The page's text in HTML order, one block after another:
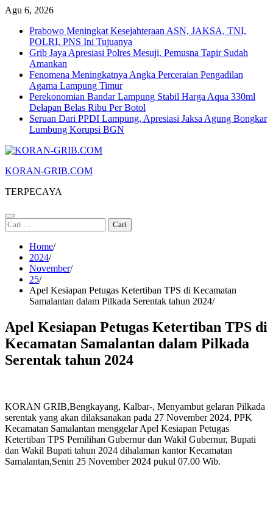
Skip
content
Agu 6, 2026
Prabowo Meningkat Kesejahteraan ASN, JAKSA, TNI,
POLRI, PNS Ini Tujuanya
Grib Jaya Apresiasi Polres Mesuji, Pemusna Tapir Sudah
Amankan
Fenomena Meningkatnya Angka Perceraian Pengadilan
Agama Lampung Timur
Perekonomian Bandar Lampung Stabil Harga Aqua 330ml
Delapan Belas Ribu Per Botol
Seruan Dari PPDI Lampung, Apresiasi Jaksa Agung Bongkar
Lumbung Korupsi BGN
KORAN-GRIB.COM
TERPECAYA
Cari
untuk:
Home
2024
November
25
Apel Kesiapan Petugas Ketertiban TPS di Kecamatan
Samalantan dalam Pilkada Serentak tahun 2024
Apel Kesiapan Petugas Ketertiban TPS di
Kecamatan Samalantan dalam Pilkada
Serentak tahun 2024
KORAN GRIB,Bengkayang, Kalbar-, Menyambut gelaran Pilkada
serentak yang akan dilaksanakan pada 27 November 2024, PPK
Kecamatan Samalantan menggelar Apel Kesiapan Petugas
Ketertiban TPS Pemilihan Gubernur dan Wakil Gubernur, Bupati
dan Wakil Bupati tahun 2024 dihalaman kantor Kecamatan
Samalantan,Senin 25 November 2024 pukul 07.00 Wib.